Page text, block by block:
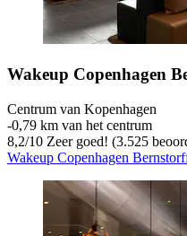
Wakeup Copenhagen
Centrum van Kopenhagen
‐0,79 km van het centrum
8,2/10 Zeer goed! (3.525
Wakeup Copenhagen